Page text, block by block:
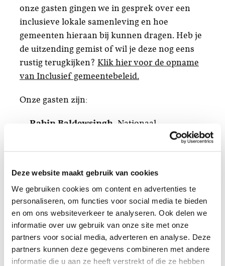
Deze website maakt gebruik van cookies
We gebruiken cookies om content en advertenties te
personaliseren, om functies voor social media te bieden
en om ons websiteverkeer te analyseren. Ook delen we
informatie over uw gebruik van onze site met onze
partners voor social media, adverteren en analyse. Deze
partners kunnen deze gegevens combineren met andere
informatie die u aan ze heeft verstrekt of die ze hebben
onze gasten gingen we in gesprek over een
inclusieve lokale samenleving en hoe
gemeenten hieraan bij kunnen dragen. Heb je
de uitzending gemist of wil je deze nog eens
rustig terugkijken? Klik hier voor de opname
van Inclusief gemeentebeleid.
Onze gasten zijn:
Rabin Baldewsingh , Nationaal
Coördinator tegen Discriminatie en
Racisme
Ivo van de Boer, directeur van Excap,
experience
Mpanzu Bamenga,raadslid in Eindhoven
en gekozen tot MensenrechtenMens 2021
vanwege zijn strijd tegen etnisch profileren